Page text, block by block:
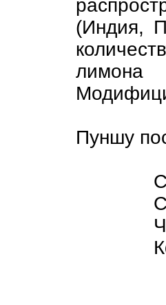
(Индия,
лимона
Пуншу